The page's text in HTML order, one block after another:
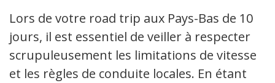
Lors de votre road trip aux Pays-Bas de 10
jours, il est essentiel de veiller à respecter
scrupuleusement les limitations de vitesse
et les règles de conduite locales. En étant